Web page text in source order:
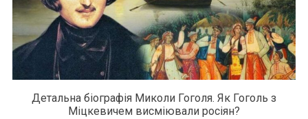
Детальна біографія Миколи Гоголя. Як Гоголь з
Міцкевичем висміювали росіян?